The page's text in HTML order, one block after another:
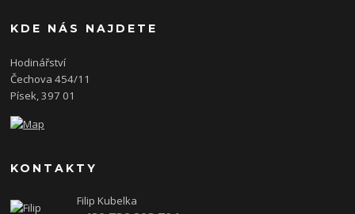
KDE NÁS NAJDETE
Hodinářství
Čechova 454/11
Písek, 397 01
KONTAKTY
Filip Kubelka